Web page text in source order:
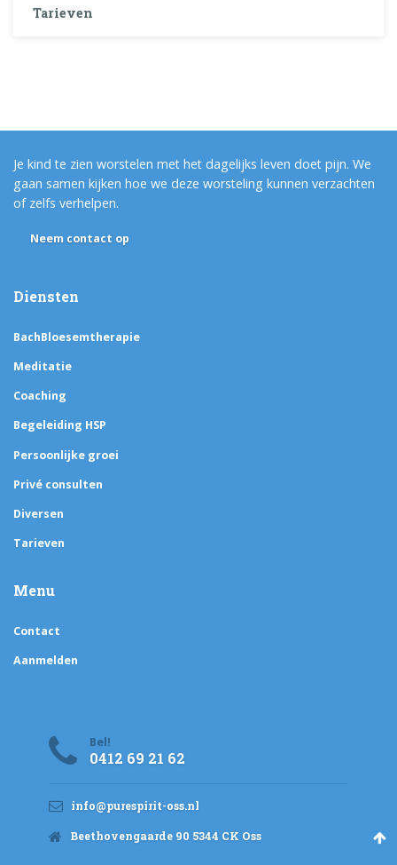
Tarieven
Je kind te zien worstelen met het dagelijks leven doet pijn. We
gaan samen kijken hoe we deze worsteling kunnen verzachten
of zelfs verhelpen.
Neem contact op
Diensten
BachBloesemtherapie
Meditatie
Coaching
Begeleiding HSP
Persoonlijke groei
Privé consulten
Diversen
Tarieven
Menu
Contact
Aanmelden
Bel!
0412 69 21 62
info@purespirit-oss.nl
Beethovengaarde 90 5344 CK Oss